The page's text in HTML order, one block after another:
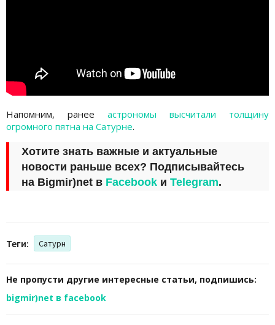
Напомним, ранее астрономы высчитали толщину
огромного пятна на Сатурне.
Хотите знать важные и актуальные
новости раньше всех? Подписывайтесь
на Bigmir)net в Facebook и Telegram.
Теги: Сатурн
Не пропусти другие интересные статьи, подпишись:
bigmir)net в facebook